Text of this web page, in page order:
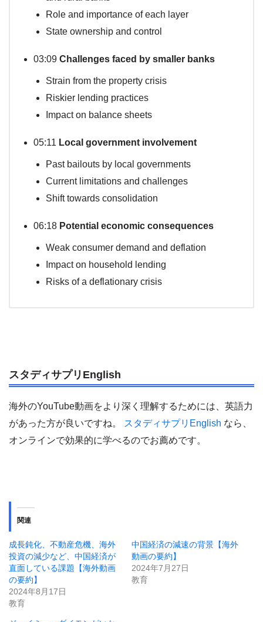
Role and importance of each layer
State ownership and control
03:09 Challenges faced by smaller banks
Strain from the property crisis
Riskier lending practices
Impact on balance sheets
05:11 Local government involvement
Past bailouts by local governments
Current limitations and challenges
Shift towards consolidation
06:18 Potential economic consequences
Weak consumer demand and deflation
Impact on household lending
Risks of a deflationary crisis
スタディサプリEnglish
海外のYouTube動画をより深く理解するためには、英語力
があった方が良いですね。
スタディサプリEnglish なら、
オンラインで効果的に学べるのでお薦めです。
関連
成長鈍化、不動産危機、海外
投資の減少など、中国経済が
直面している課題【海外動画
の要約】
2024年8月17日
教育
中国経済の減速の背景【海外
動画の要約】
2024年7月27日
教育